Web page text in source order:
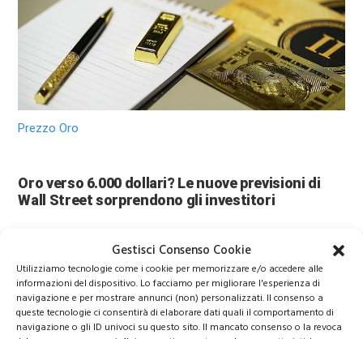
Gestisci Consenso Cookie
Utilizziamo tecnologie come i cookie per memorizzare e/o accedere alle
informazioni del dispositivo. Lo facciamo per migliorare l'esperienza di
navigazione e per mostrare annunci (non) personalizzati. Il consenso a
queste tecnologie ci consentirà di elaborare dati quali il comportamento di
navigazione o gli ID univoci su questo sito. Il mancato consenso o la revoca
Prezzo Oro
Oro verso 6.000 dollari? Le nuove previsioni di
Wall Street sorprendono gli investitori